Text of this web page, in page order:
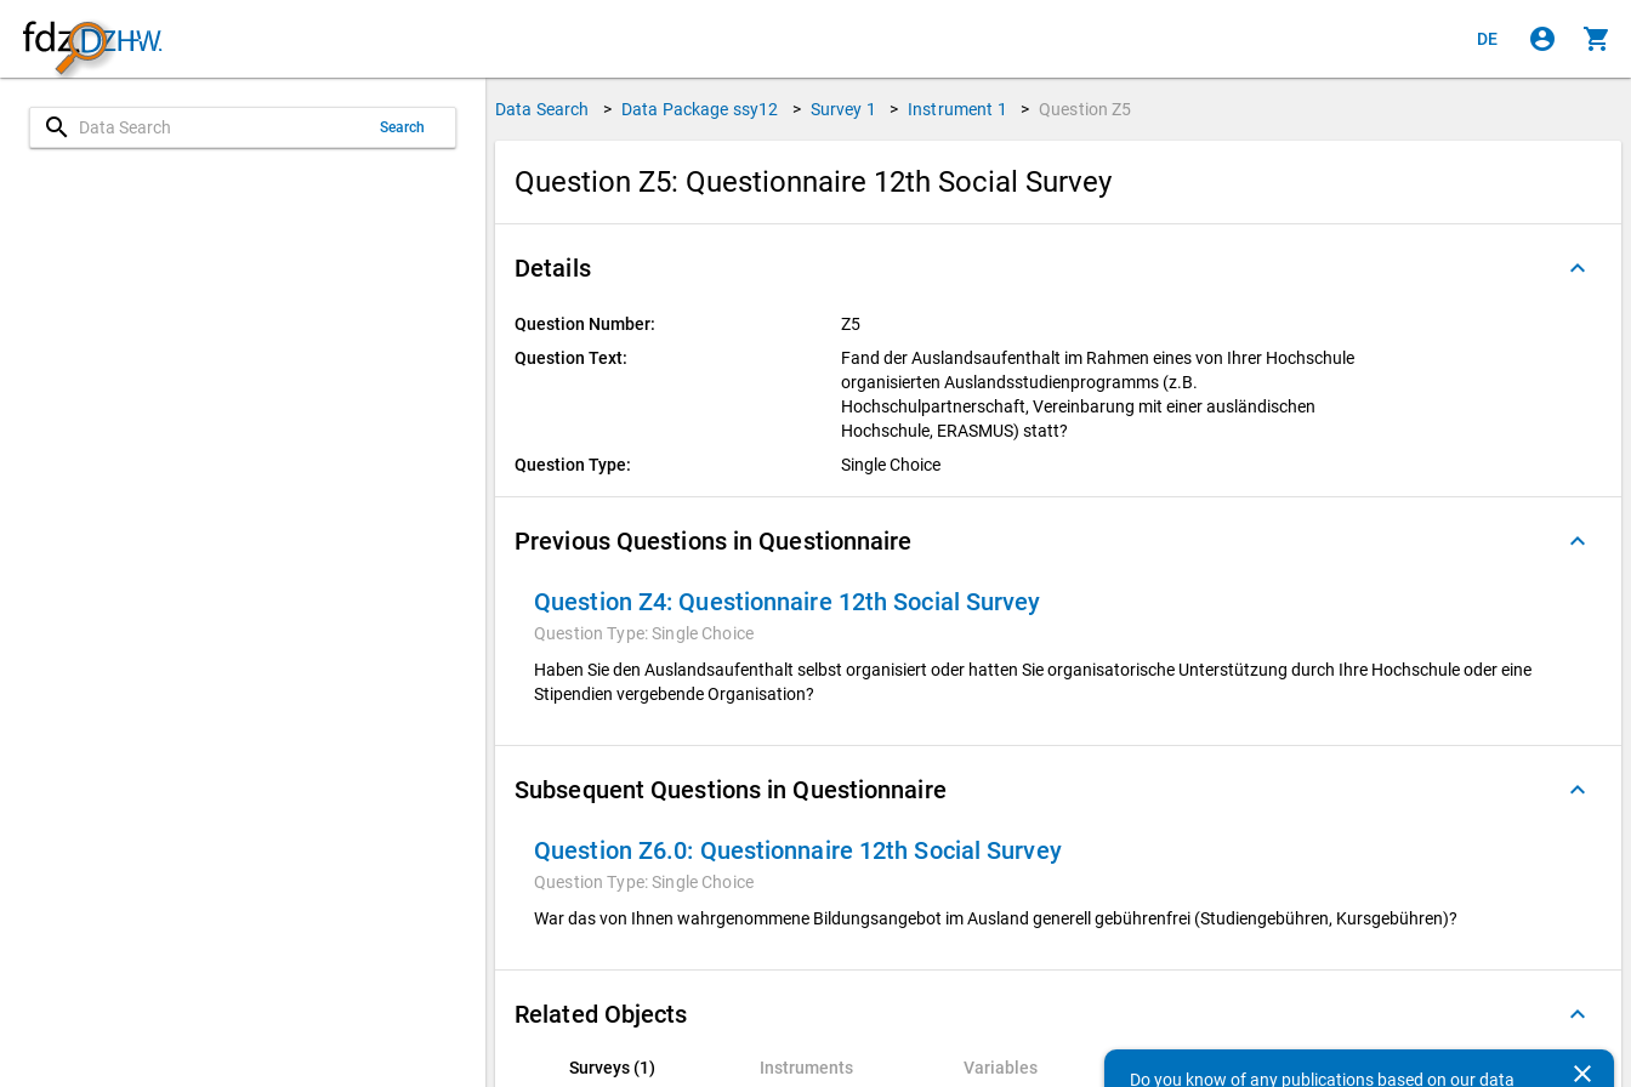
DE account_circle shopping_cart
search Search
Data Search > Data Package ssy12 > Survey 1 > Instrument 1 > QuestionZ5
Question Z5: Questionnaire 12th Social Survey
Details keyboard_arrow_up
Question Number:
Z5
Question Text:
Fand der Auslandsaufenthalt im Rahmen eines von Ihrer Hochschule
organisierten Auslandsstudienprogramms (z.B.
Hochschulpartnerschaft, Vereinbarung mit einer ausländischen
Hochschule, ERASMUS) statt?
Question Type:
Single Choice
Previous Questions in Questionnaire keyboard_arrow_up
Question Z4: Questionnaire 12th Social Survey
Question Type:Single Choice
Haben Sie den Auslandsaufenthalt selbst organisiert oder hatten Sie organisatorische Unterstützung durch Ihre Hochschule oder eine
Stipendien vergebende Organisation?
Subsequent Questions in Questionnaire keyboard_arrow_up
Question Z6.0: Questionnaire 12th Social Survey
Question Type:Single Choice
War das von Ihnen wahrgenommene Bildungsangebot im Ausland generell gebührenfrei (Studiengebühren, Kursgebühren)?
Related Objects keyboard_arrow_up
Surveys (1) Instruments Variables
Surveys (1) clear
Do you know of any publications based on our data